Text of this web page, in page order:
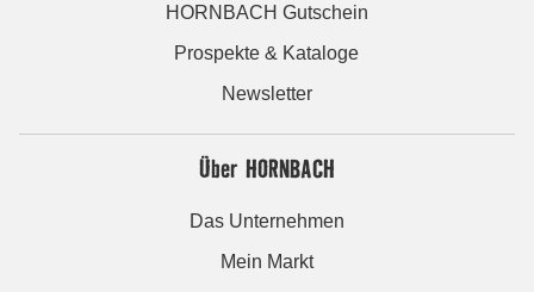
HORNBACH Gutschein
Prospekte & Kataloge
Newsletter
Über HORNBACH
Das Unternehmen
Mein Markt